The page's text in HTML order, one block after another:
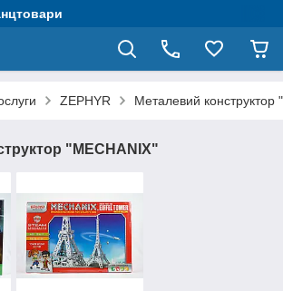
ZEPHYR Металевий конструктор
"MECHANIX"